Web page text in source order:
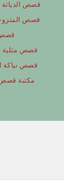
قصص الدياثة
قصص
قصص مثلية
قصص نياكة
مكتبة قصص